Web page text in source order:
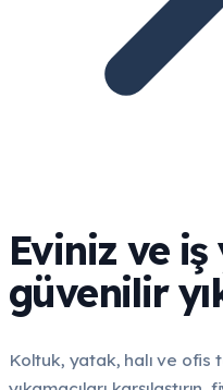
Eviniz ve
güvenilir
Koltuk, yatak, halı ve